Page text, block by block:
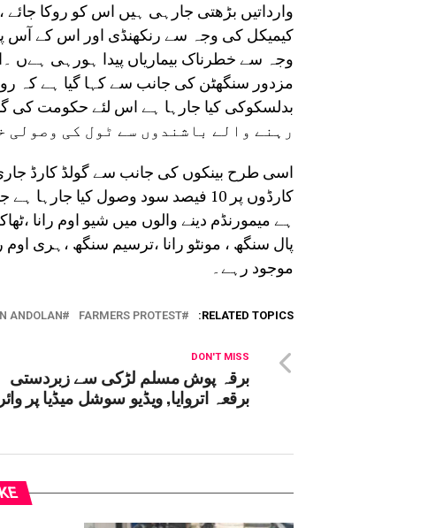
وارداتیں بڑھتی جارہی ہیں اس کو روکا
کیمیکل کی وجہ سے رنکھنڈی اور اس کے آس
وجہ سے خطرناک بیماریاں پیدا ہورہی ہےں
مزدور سنگھٹن کی جانب سے کہا گیا ہے کہ
رہنے والے باشندوں سے ٹول کی وصولی
اسی طرح بینکوں کی جانب سے گولڈ کارڈ
ہے میمورنڈم دینے والوں میں شیو اوم رانا
پال سنگھ ، مونٹو رانا ،ترسیم سنگھ ،ہری اوم
موجود رہے۔
RELATED TOPICS:
FARMERS PROTEST
ANDOLAN
DON'T MISS
برقہ پوش مسلم لڑکی سے زبردستی
برقعہ اتروایا, ویڈیو سوشل میڈیا پر